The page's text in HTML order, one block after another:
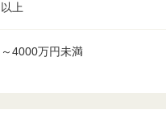
上
4000万円未満